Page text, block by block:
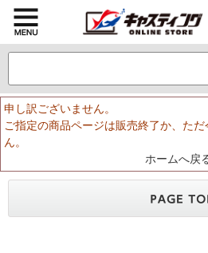
申し訳ございません。
ご指定の商品ページは販売終了か、た
ん。
ホームへ戻